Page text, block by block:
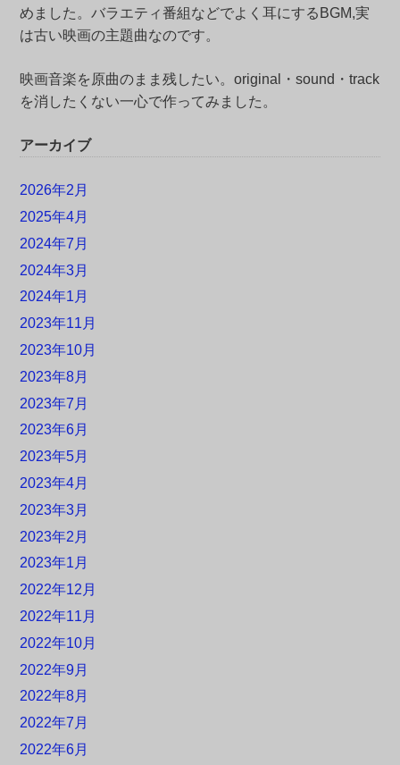
めました。バラエティ番組などでよく耳にするBGM,実
は古い映画の主題曲なのです。
映画音楽を原曲のまま残したい。original・sound・track
を消したくない一心で作ってみました。
アーカイブ
2026年2月
2025年4月
2024年7月
2024年3月
2024年1月
2023年11月
2023年10月
2023年8月
2023年7月
2023年6月
2023年5月
2023年4月
2023年3月
2023年2月
2023年1月
2022年12月
2022年11月
2022年10月
2022年9月
2022年8月
2022年7月
2022年6月